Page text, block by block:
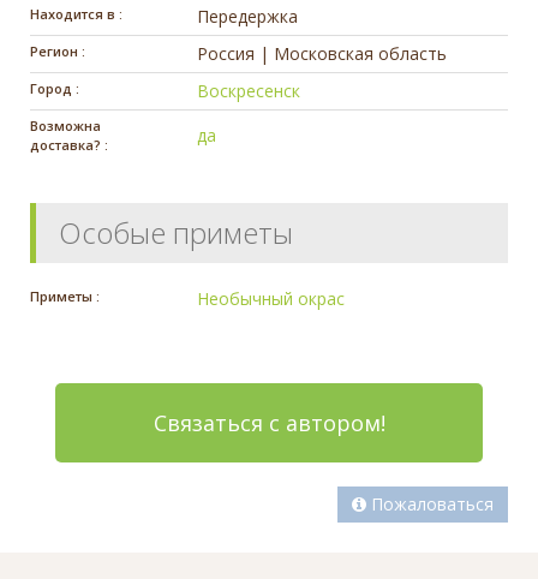
Находится в : Передержка
Регион : Россия | Московская область
Город : Воскресенск
Возможна
доставка? :
да
Особые приметы
Приметы : Необычный окрас
Связаться с автором!
Пожаловаться